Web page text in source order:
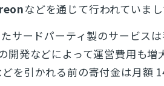
などを通じて行われていまし
サードパーティ製のサービス
開発などによって運営費用も
を引かれる前の寄付金は月額